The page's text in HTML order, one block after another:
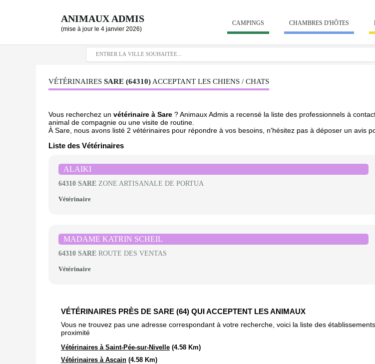
ANIMAUX ADMIS
(mise à jour le 4 janvier 2026)
CAMPINGS CHAMBRES D'HÔTES
VÉTÉRINAIRES SARE (64310) ACCEPTANT LES CHIENS / CHATS
Vous recherchez un vétérinaire à Sare ? Animaux Admis a recensé la liste des professionnels à
animal de compagnie ou une visite de routine.
À Sare, nous avons listé 2 vétérinaires pour répondre à vos besoins, n'hésitez pas à déposer un avis
Liste des Vétérinaires
ALAIKI
64310 SARE ZONE ARTISANALE DE PORTUA
Vétérinaire
MADAME KATRIN SCHEIL
64310 SARE ROUTE DES VENTAS
Vétérinaire
VÉTÉRINAIRES PRÈS DE SARE (64) QUI ACCEPTENT LES ANIMAUX
Vous ne trouvez pas une adresse correspondant à votre recherche, voici la liste des
proximité
Vétérinaires à Saint-Pée-sur-Nivelle (4.58 Km)
Vétérinaires à Ascain (4.58 Km)